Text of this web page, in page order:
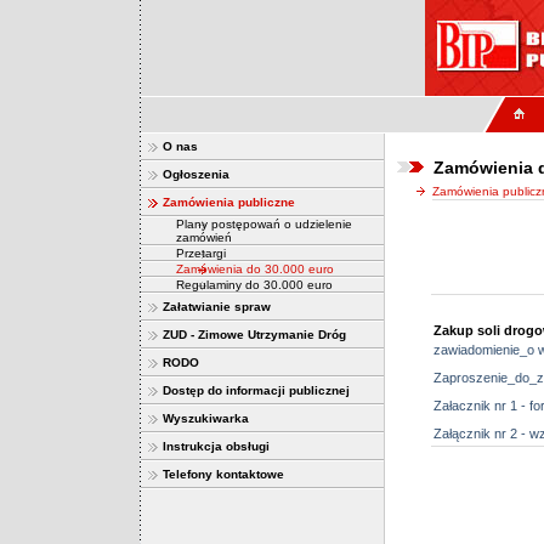
O nas
Ogłoszenia
Zamówienia publiczne
Plany postępowań o udzielenie
zamówień
Przetargi
Zamówienia do 30.000 euro
Regulaminy do 30.000 euro
Załatwianie spraw
ZUD - Zimowe Utrzymanie Dróg
RODO
Dostęp do informacji publicznej
Wyszukiwarka
Instrukcja obsługi
Telefony kontaktowe
Zamówienia
Zamówienia
Zakup soli
zawiadomienie_o
Załacznik nr 1 -
Załącznik nr 2 -